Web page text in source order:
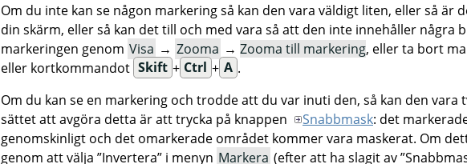
Om du inte kan se någon markering så kan den vara väldigt liten, eller så är
din skärm, eller så kan det till och med vara så att den inte innehåller några
markeringen genom Visa → Zooma → Zooma till markering, eller ta bort
eller kortkommandot Skift + Ctrl + A .
Om du kan se en markering och trodde att du var inuti den, så kan den
sättet att avgöra detta är att trycka på knappen
Snabbmask: det
genomskinligt och det omarkerade området kommer vara maskerat. Om
genom att välja ”Invertera” i menyn Markera (efter att ha slagit av”